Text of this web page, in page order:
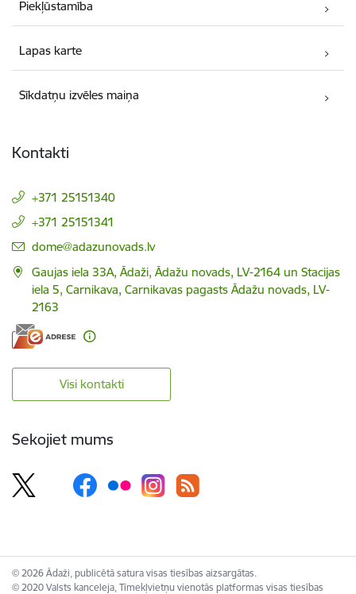
Piekļūstamība
Lapas karte
Sīkdatņu izvēles maiņa
Kontakti
+371 25151340
+371 25151341
E-pasts:
dome@adazunovads.lv
Gaujas iela 33A, Ādaži, Ādažu novads, LV-2164 un Stacijas
iela 5, Carnikava, Carnikavas pagasts Ādažu novads, LV-
2163
Visi kontakti
Sekojiet mums
© 2026 Ādaži, publicētā satura visas tiesības aizsargātas.
© 2020 Valsts kanceleja, Tīmekļvietņu vienotās platformas visas tiesības